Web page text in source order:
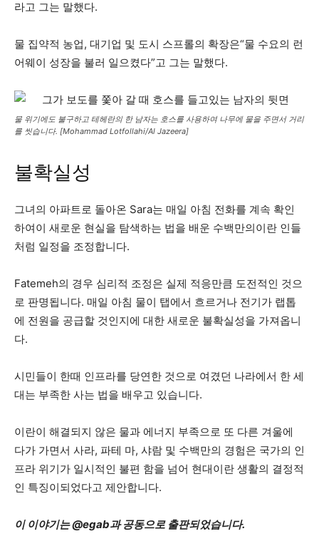
라고 그는 말했다.
물 집약적 농업, 대기업 및 도시 스프롤의 확장은“물 수요의 런
어웨이 성장을 불러 일으켰다”고 그는 말했다.
물 위기에도 불구하고 테헤란의 한 남자는 호스를 사용하여 나무에 물을 주면서 거리
를 씻습니다. [Mohammad Lotfollahi/Al Jazeera]
불확실성
그녀의 아파트로 돌아온 Sara는 매일 아침 전화를 계속 확인
하여이 새로운 현실을 탐색하는 법을 배운 수백만의이란 인들
처럼 일정을 조정합니다.
Fatemeh의 경우 심리적 조정은 실제 적응만큼 도전적인 것으
로 판명됩니다. 매일 아침 물이 탭에서 흐르거나 전기가 랩톱
에 전원을 공급할 것인지에 대한 새로운 불확실성을 가져옵니
다.
시민들이 한때 인프라를 당연한 것으로 여겼던 나라에서 한 세
대는 부족한 사는 법을 배우고 있습니다.
이란이 해결되지 않은 물과 에너지 부족으로 또 다른 겨울에
다가 가면서 사라, 파테 마, 샤람 및 수백만의 경험은 국가의 인
프라 위기가 일시적인 불편 함을 넘어 현대이란 생활의 결정적
인 특징이되었다고 제안합니다.
이 이야기는 @egab과 공동으로 출판되었습니다.